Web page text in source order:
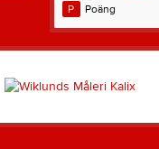
P
Poäng